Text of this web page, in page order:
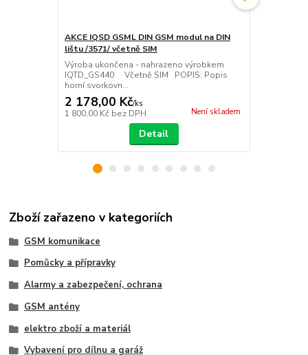
AKCE IQSD GSML DIN GSM modul na DIN
lištu /3571/ včetně SIM
Výroba ukončena - nahrazeno výrobkem
IQTD_GS440 Včetně SIM POPIS: Popis
horní svorkovn...
2 178,00 Kč/ks
1 800,00 Kč bez DPH Není skladem
Detail
Zboží zařazeno v kategoriích
GSM komunikace
Pomůcky a přípravky
Alarmy a zabezpečení, ochrana
GSM antény
elektro zboží a materiál
Vybavení pro dílnu a garáž